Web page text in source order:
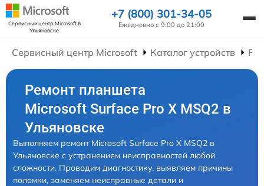
Сервисный центр Microsoftв
Ульяновске
+7 (800) 301-34-05
Ежедневно с 9:00 до 21:00
Сервисный центр Microsoft Каталог устройств
Ремонт планшета
Microsoft Surface Pro X MSQ2 в
Ульяновске
Выполняем ремонт Microsoft Surface Pro X MSQ2 в
Ульяновске с устранением неисправностей любой
сложности. Проводим диагностику, выявляем причины
поломки, заменяем неисправные детали и